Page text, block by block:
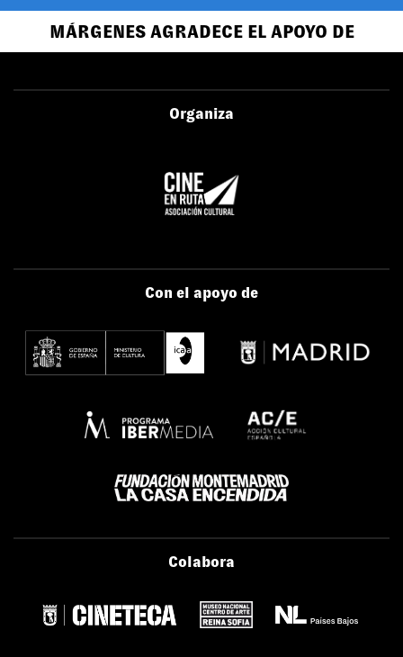
MÁRGENES AGRADECE EL APOYO DE
Organiza
Con el apoyo de
Colabora